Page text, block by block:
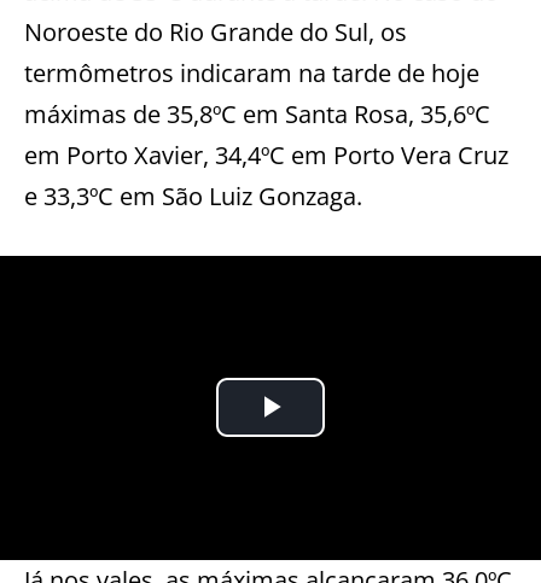
Noroeste do Rio Grande do Sul, os
termômetros indicaram na tarde de hoje
máximas de 35,8ºC em Santa Rosa, 35,6ºC
em Porto Xavier, 34,4ºC em Porto Vera Cruz
e 33,3ºC em São Luiz Gonzaga.